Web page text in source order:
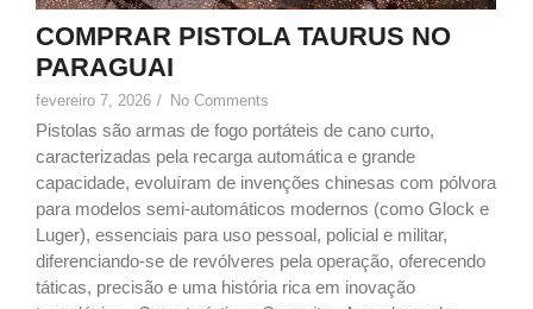
COMPRAR PISTOLA TAURUS NO
PARAGUAI
fevereiro 7, 2026 / No Comments
Pistolas são armas de fogo portáteis de cano curto,
caracterizadas pela recarga automática e grande
capacidade, evoluíram de invenções chinesas com pólvora
para modelos semi-automáticos modernos (como Glock e
Luger), essenciais para uso pessoal, policial e militar,
diferenciando-se de revólveres pela operação, oferecendo
táticas, precisão e uma história rica em inovação